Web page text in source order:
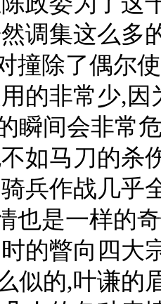
调集这么多
撞除了偶尔
的非常少,
瞬间会非常
如马刀的杀
兵作战几乎
也是一样的
的瞥向四大
似的,叶谦的